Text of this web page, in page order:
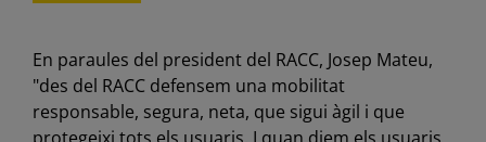
En paraules del president del RACC, Josep Mateu,
"des del RACC defensem una mobilitat
responsable, segura, neta, que sigui àgil i que
protegeixi tots els usuaris. I quan diem els usuaris